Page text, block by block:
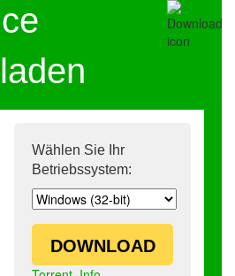
Wählen Sie Ihr
Betriebssystem:
DOWNLOAD